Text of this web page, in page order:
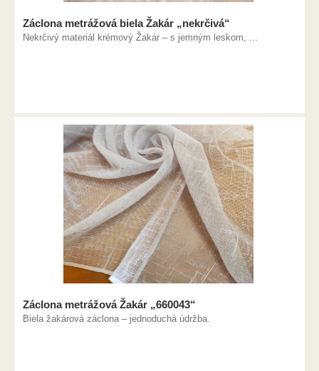
Záclona metrážová biela Žakár „nekrčivá“
Nekrčivý materiál krémový Žakár – s jemným leskom, ...
Záclona metrážová Žakár „660043“
Biela žakárová záclona – jednoduchá údržba.